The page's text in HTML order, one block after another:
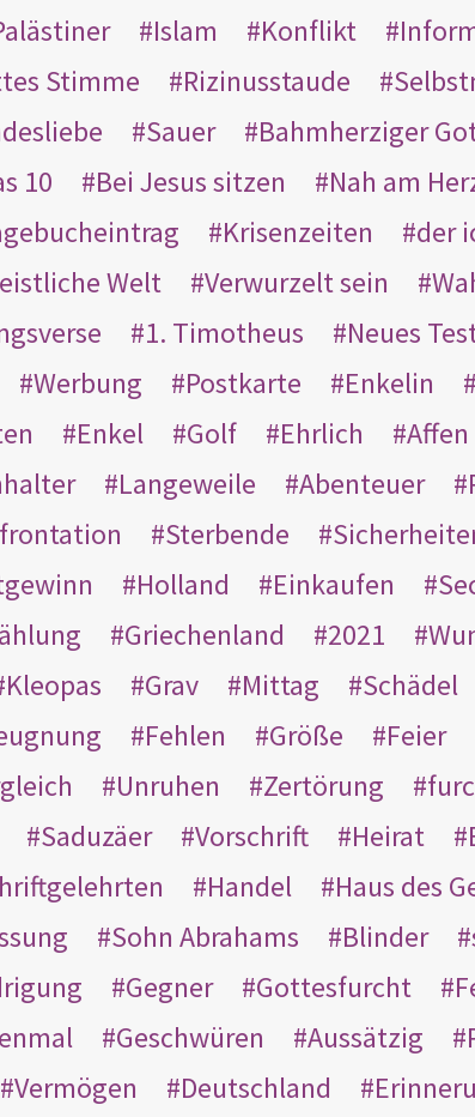
Islam Konflikt
Stimme
Rizinusstaude
Sauer Bahmherziger
10
Bei Jesus sitzen Nah am
Krisenzeiten der
Welt
Verwurzelt sein
1. Timotheus Neues
Werbung Postkarte Enkelin
Enkel Golf Ehrlich Affen
Langeweile Abenteuer
Sterbende
Holland Einkaufen
Griechenland 2021
Kleopas
Grav Mittag Schädel
Fehlen Größe Feier
Unruhen Zertörung
Saduzäer
Vorschrift Heirat
Handel Haus des
Sohn Abrahams Blinder
Gegner Gottesfurcht
Geschwüren Aussätzig
Vermögen
Deutschland